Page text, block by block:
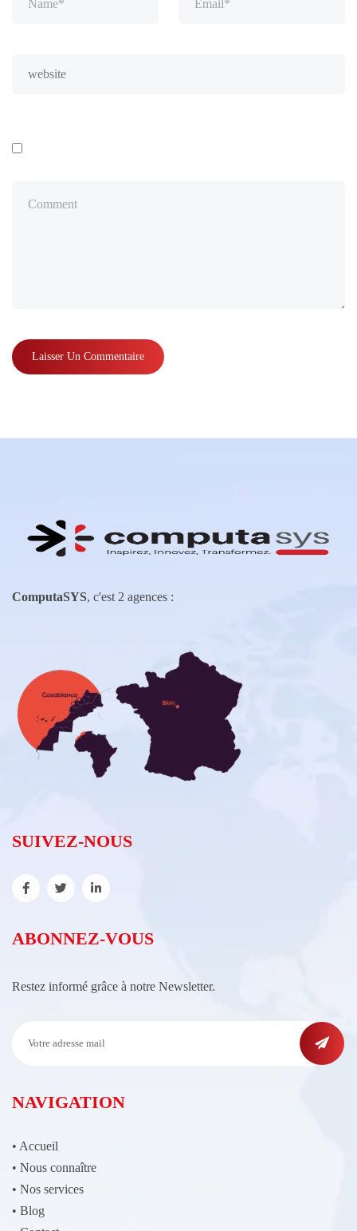
ComputaSYS, c'est 2 agences :
SUIVEZ-NOUS
ABONNEZ-VOUS
Restez informé grâce à notre Newsletter.
NAVIGATION
• Accueil
• Nous connaître
• Nos services
• Blog